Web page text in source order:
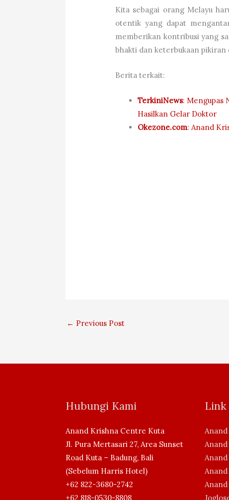
Kita sebagai orang Melayu
otentik yang dapat
memberikan kontribusi yang
bhakti dan keterbukaan pikiran
Berita terkait:
TerkiniNews: Mengupas
Hasilkan Gelar Doktor
Okezone.com: Anand
← Previous Post
Hubungi Kami
Anand Krishna Centre Kuta
Jl. Pura Mertasari 27, Area Sunset
Road Kuta – Badung, Bali
(Sebelum Harris Hotel)
+62 822-3680-2742
+62 818-0530-8808